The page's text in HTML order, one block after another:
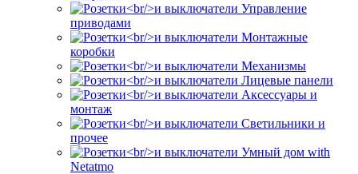
Управление
приводами
Монтажные
коробки
Механизмы
Лицевые панели
Аксессуары и
монтаж
Светильники и
прочее
Умный дом with
Netatmo